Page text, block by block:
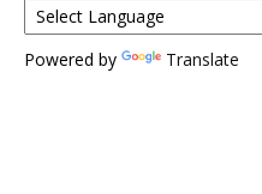
Powered by Translate